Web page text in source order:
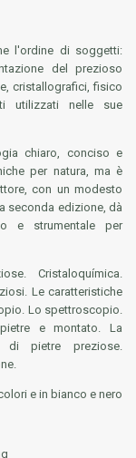
l'ordine di soggetti:
del prezioso
cristallografici, fisico
utilizzati nelle sue
chiaro, conciso e
per natura, ma è
con un modesto
seconda edizione, dà
e strumentale per
Cristaloquímica.
Le caratteristiche
Lo spettroscopio.
e montato. La
di pietre preziose.
e in bianco e nero